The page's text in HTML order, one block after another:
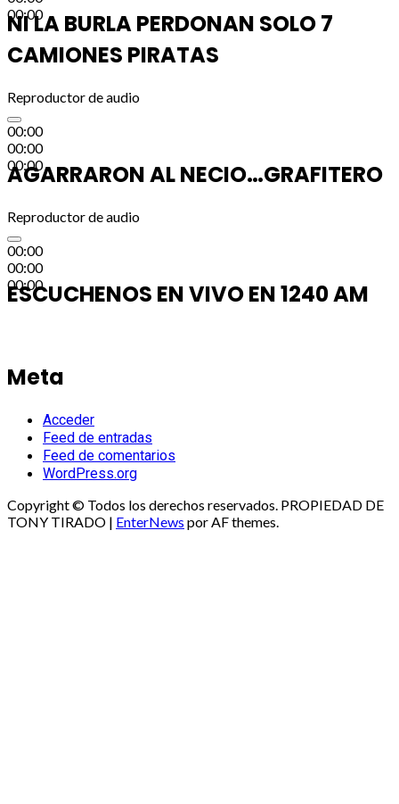
00:00
NI LA BURLA PERDONAN SOLO 7
CAMIONES PIRATAS
Reproductor de audio
00:00
00:00
00:00
AGARRARON AL NECIO…GRAFITERO
Reproductor de audio
00:00
00:00
00:00
ESCUCHENOS EN VIVO EN 1240 AM
Meta
Acceder
Feed de entradas
Feed de comentarios
WordPress.org
Copyright © Todos los derechos reservados. PROPIEDAD DE
TONY TIRADO | EnterNews por AF themes.